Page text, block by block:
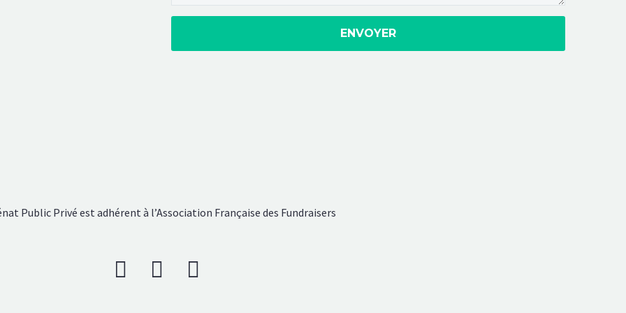
Public Privé est adhérent à l’Association Française des Fundraisers